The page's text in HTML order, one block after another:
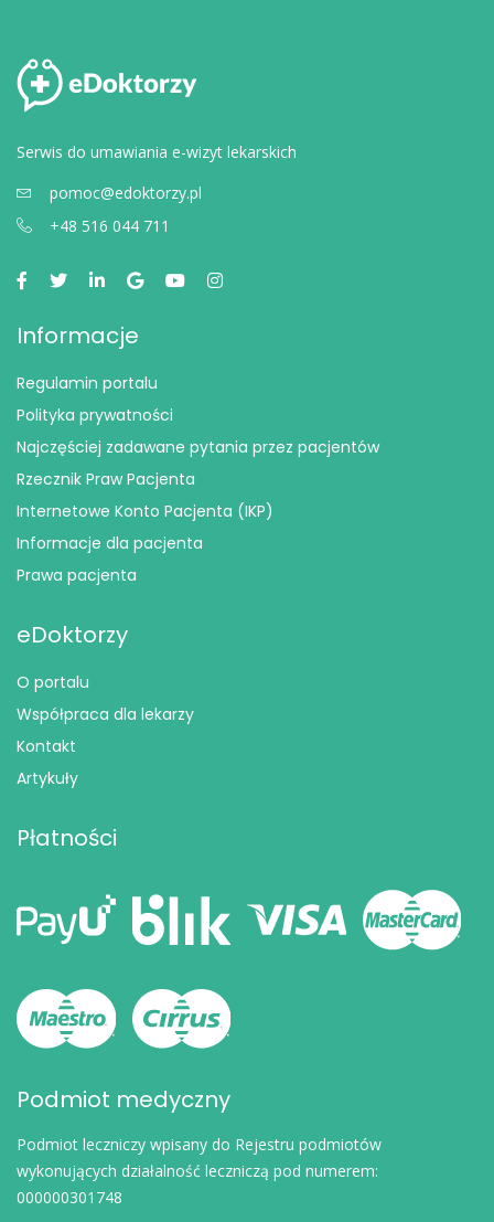
Serwis do umawiania e-wizyt lekarskich
pomoc@edoktorzy.pl
+48 516 044 711
Informacje
Regulamin portalu
Polityka prywatności
Najczęściej zadawane pytania przez pacjentów
Rzecznik Praw Pacjenta
Internetowe Konto Pacjenta (IKP)
Informacje dla pacjenta
Prawa pacjenta
eDoktorzy
O portalu
Współpraca dla lekarzy
Kontakt
Artykuły
Płatności
Podmiot medyczny
Podmiot leczniczy wpisany do Rejestru podmiotów
wykonujących działalność leczniczą pod numerem:
000000301748